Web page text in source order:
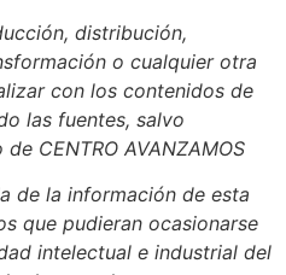
distribución,
o cualquier otra
con los contenidos de
las fuentes, salvo
CENTRO AVANZAMOS
de la información de esta
que pudieran ocasionarse
intelectual e industrial del